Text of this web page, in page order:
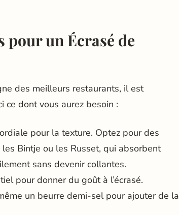
pour un Écrasé de
des meilleurs restaurants, il est
ce dont vous aurez besoin :
pour la texture. Optez pour des
Bintje ou les Russet, qui absorbent
sans devenir collantes.
pour donner du goût à l’écrasé.
un beurre demi-sel pour ajouter de la